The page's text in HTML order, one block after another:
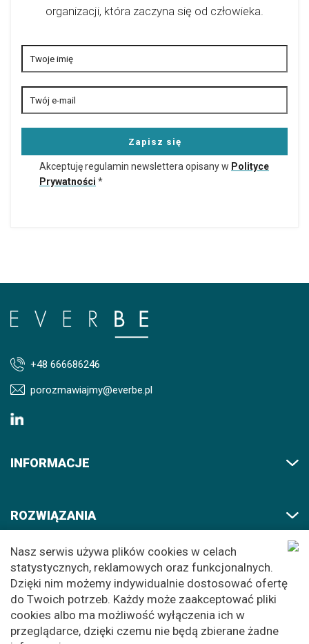
organizacji, która zaczyna się od człowieka.
Akceptuję regulamin newslettera opisany w Polityce
Prywatności *
+48 666686246
porozmawiajmy@everbe.pl
INFORMACJE
ROZWIĄZANIA
AKADEMIA
© 2026 EVERBE. All rights reserved
Nasz serwis używa plików cookies w celach
statystycznych, reklamowych oraz funkcjonalnych.
Dzięki nim możemy indywidualnie dostosować ofertę
do Twoich potrzeb. Każdy może zaakceptować pliki
cookies albo ma możliwość wyłączenia ich w
przeglądarce, dzięki czemu nie będą zbierane żadne